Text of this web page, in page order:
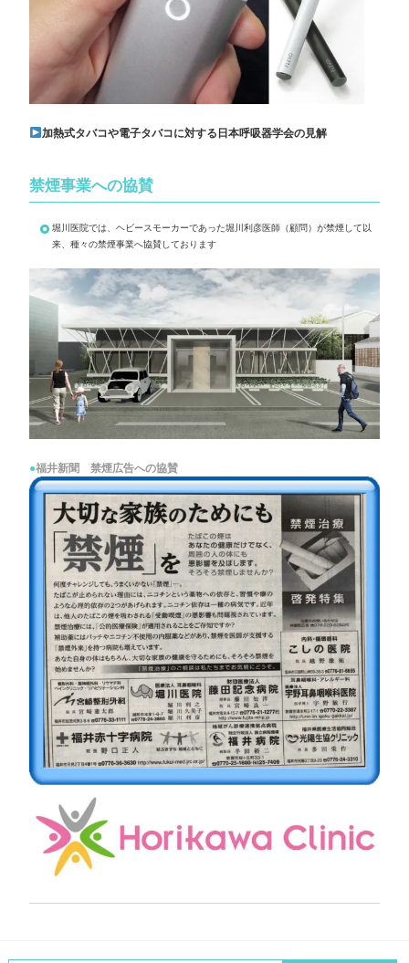
加熱式タバコや電子タバコに対する日本呼吸器学会の見解
禁煙事業への協賛
堀川医院では、ヘビースモーカーであった堀川利彦医師（顧問）が禁煙して以
来、種々の禁煙事業へ協賛しております
●福井新聞 禁煙広告への協賛